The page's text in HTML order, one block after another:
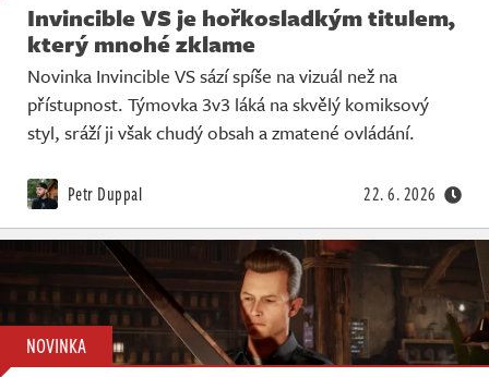
Invincible VS je hořkosladkým titulem,
který mnohé zklame
Novinka Invincible VS sází spíše na vizuál než na
přístupnost. Týmovka 3v3 láká na skvělý komiksový
styl, sráží ji však chudý obsah a zmatené ovládání.
Petr Duppal 22. 6. 2026
NOVINKA